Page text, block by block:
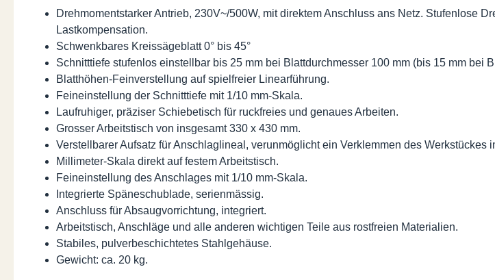
Drehmomentstarker Antrieb, 230V~/500W, mit direktem Anschluss ans Netz. Stufenlose
Lastkompensation.
Schwenkbares Kreissägeblatt 0° bis 45°
Schnitttiefe stufenlos einstellbar bis 25 mm bei Blattdurchmesser 100 mm (bis 15 mm bei
Blatthöhen-Feinverstellung auf spielfreier Linearführung.
Feineinstellung der Schnitttiefe mit 1/10 mm-Skala.
Laufruhiger, präziser Schiebetisch für ruckfreies und genaues Arbeiten.
Grosser Arbeitstisch von insgesamt 330 x 430 mm.
Verstellbarer Aufsatz für Anschlaglineal, verunmöglicht ein Verklemmen des Werkstückes
Millimeter-Skala direkt auf festem Arbeitstisch.
Feineinstellung des Anschlages mit 1/10 mm-Skala.
Integrierte Späneschublade, serienmässig.
Anschluss für Absaugvorrichtung, integriert.
Arbeitstisch, Anschläge und alle anderen wichtigen Teile aus rostfreien Materialien.
Stabiles, pulverbeschichtetes Stahlgehäuse.
Gewicht: ca. 20 kg.